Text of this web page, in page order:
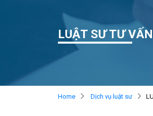
LUẬT SƯ TƯ
Home Dịch vụ luật sư